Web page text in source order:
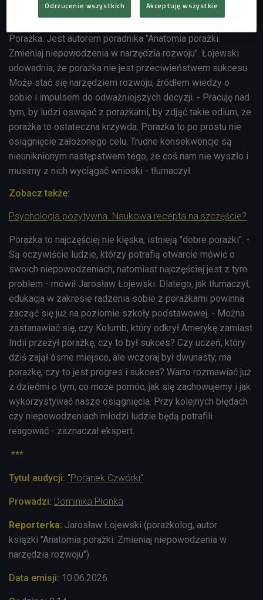
Porażka. Jest autorem poradnika "Anatomia porażki.
Zmieniaj niepowodzenia w narzędzia rozwoju". Łojewski
udowadnia, że porażka nie jest przeciwieństwem sukcesu.
Może stać się narzędziem rozwoju, źródłem wiedzy o
sobie i impulsem do odważniejszych decyzji. - Pracuję nad
tym, by ludzi oswajać z porażkami, by zdjąć takie odium, że
porażka to ostateczna krzywda. Porażka to po prostu nie
osiągnięcie założonego celu. Trudne konsekwencje są
nieuniknionym następstwem tego, że coś nam nie wyszło i
musimy z nich wyciągać wnioski - tłumaczył.
Zobacz także:
Psychologia pozytywna. Naukowa recepta na szczęście?
Porażka to najczęściej nie klęska, istnieją "dobre porażki". -
Są oczywiście ludzie, którzy potrafią otwarcie mówić o
swoich niepowodzeniach, natomiast najczęściej jest z tym
problem - mówił Jarosław Łojewski. Dlatego, jak tłumaczył,
edukacja w zakresie radzenia sobie z porażkami powinna
zacząć się już na poziomie szkoły podstawowej. - Można
zastanawiać się, czy Kolumb, który odkrył Amerykę zamiast
Indii przeżył porażkę, czy to był sukces? Czy uczeń, który
dziś zajął ósme miejsce, ale wczoraj był dwunasty, ma
porażkę, czy to jest progres i sukces? Warto rozmawiać już
z dziećmi o tym, co może pomóc, jak się zachowujemy i jak
wykorzystywać nasze osiągnięcia. Przy kolejnych błędach
czy niepowodzeniach młodzi ludzie będą potrafili
reagować - zaznaczał ekspert.
***
Tytuł audycji: "Poranek Czwórki"
Prowadzi: Dominika Płonka
Reporterka: Jarosław Łojewski (porażkolog, autor
książki "Anatomia porażki. Zmieniaj niepowodzenia w
narzędzia rozwoju")
Data emisji: 10.06.2026
Odrzucenie wszystkich Akceptuję wszystkie